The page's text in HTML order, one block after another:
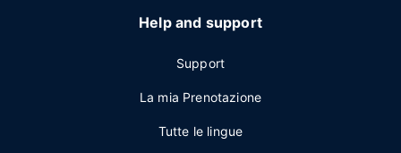
Help and support
Support
La mia Prenotazione
Tutte le lingue